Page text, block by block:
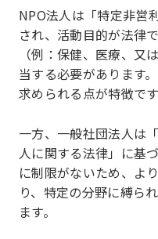
NPO法人は「特定非営
され、活動目的が法律
（例：保健、医療、又
当する必要があります
求められる点が特徴です
一方、一般社団法人は
人に関する法律」に基
に制限がないため、よ
り、特定の分野に縛ら
ます。